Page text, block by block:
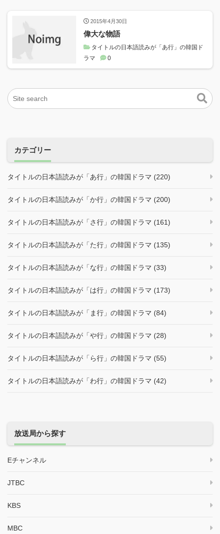
2015年4月30日
偉大な物語
タイトルの日本語読みが「あ行」の韓国ド
ラマ
0
カテゴリー
タイトルの日本語読みが「あ行」の韓国ドラマ (220)
タイトルの日本語読みが「か行」の韓国ドラマ (200)
タイトルの日本語読みが「さ行」の韓国ドラマ (161)
タイトルの日本語読みが「た行」の韓国ドラマ (135)
タイトルの日本語読みが「な行」の韓国ドラマ (33)
タイトルの日本語読みが「は行」の韓国ドラマ (173)
タイトルの日本語読みが「ま行」の韓国ドラマ (84)
タイトルの日本語読みが「や行」の韓国ドラマ (28)
タイトルの日本語読みが「ら行」の韓国ドラマ (55)
タイトルの日本語読みが「わ行」の韓国ドラマ (42)
放送局から探す
Eチャンネル
JTBC
KBS
MBC